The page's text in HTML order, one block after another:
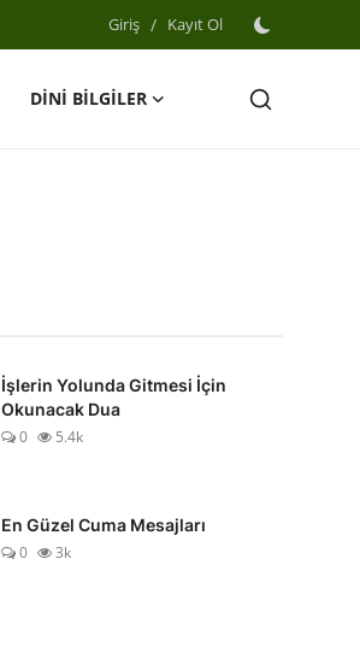
Giriş / Kayıt Ol
DİNİ BİLGİLER
İşlerin Yolunda Gitmesi İçin
Okunacak Dua
0
5.4k
En Güzel Cuma Mesajları
0
3k